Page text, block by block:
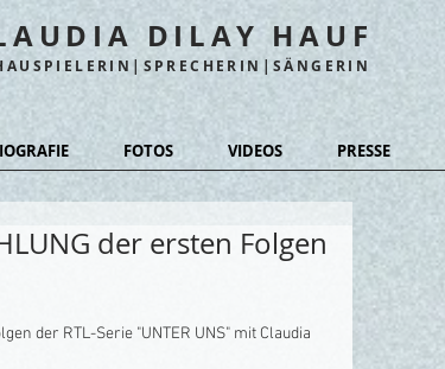
DILAY HAUF
der ersten Folgen
der RTL-Serie "UNTER UNS" mit Claudia
FOTOS VIDEOS PRESSE